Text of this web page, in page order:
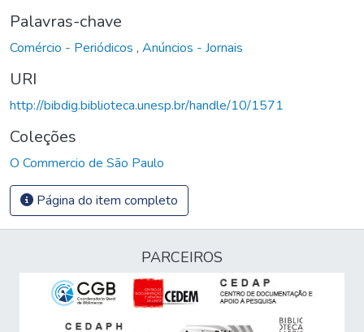
Palavras-chave
Comércio - Periódicos , Anúncios - Jornais
URI
http://bibdig.biblioteca.unesp.br/handle/10/1571
Coleções
O Commercio de São Paulo
Página do item completo
PARCEIROS